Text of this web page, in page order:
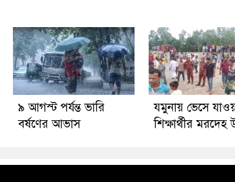
৯ আগস্ট পর্যন্ত ভারি
বর্ষণের আভাস
যমুনায় ভেসে
শিক্ষার্থীর মরদেহ